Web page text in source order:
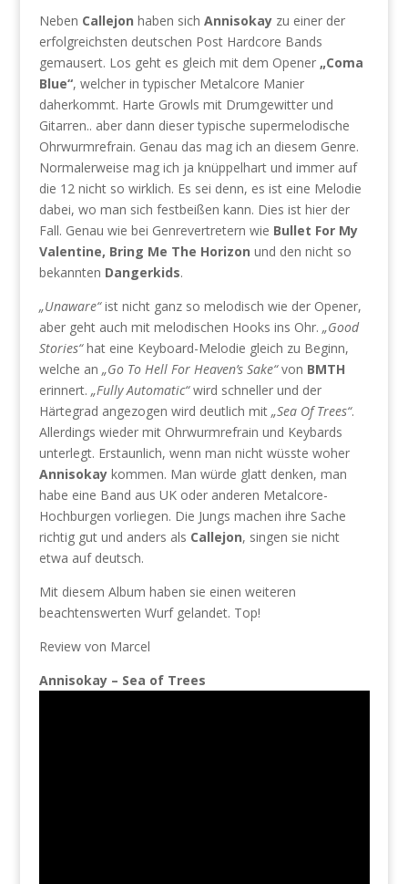
Neben Callejon haben sich Annisokayzu einer der
erfolgreichsten deutschen Post Hardcore Bands
gemausert. Los geht es gleich mit dem Opener „Coma
Blue“, welcher in typischer Metalcore Manier
daherkommt. Harte Growls mit Drumgewitter und
Gitarren.. aber dann dieser typische supermelodische
Ohrwurmrefrain. Genau das mag ich an diesem Genre.
Normalerweise mag ich ja knüppelhart und immer auf
die 12 nicht so wirklich. Es sei denn, es ist eine Melodie
dabei, wo man sich festbeißen kann. Dies ist hier der
Fall. Genau wie bei Genrevertretern wie Bullet For My
Valentine, Bring Me The Horizon und den nicht so
bekannten Dangerkids.
„Unaware“ist nicht ganz so melodisch wie der Opener,
aber geht auch mit melodischen Hooks ins Ohr. „Good
Stories“hat eine Keyboard-Melodie gleich zu Beginn,
welche an „Go To Hell For Heaven’s Sake“von BMTH
erinnert. „Fully Automatic“wird schneller und der
Härtegrad angezogen wird deutlich mit „Sea Of Trees“.
Allerdings wieder mit Ohrwurmrefrain und Keybards
unterlegt. Erstaunlich, wenn man nicht wüsste woher
Annisokaykommen. Man würde glatt denken, man
habe eine Band aus UK oder anderen Metalcore-
Hochburgen vorliegen. Die Jungs machen ihre Sache
richtig gut und anders als Callejon, singen sie nicht
etwa auf deutsch.
Mit diesem Album haben sie einen weiteren
beachtenswerten Wurf gelandet. Top!
Review von Marcel
Annisokay – Sea of Trees